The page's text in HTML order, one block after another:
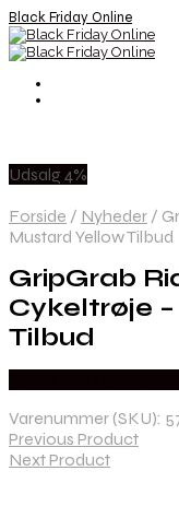
Black Friday Online
Udsalg 4%
Forside / Nyheder /
Mustard Yellow Tilbud
GripGrab
Cykeltrøje
Tilbud
Varenummer (SKU):
Previous Product
Next Product